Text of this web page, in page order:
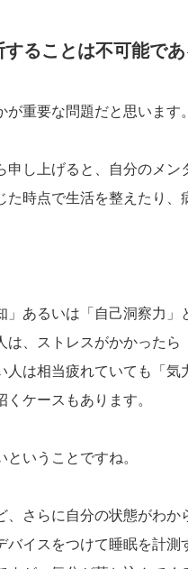
ることは不可能であ
重要な問題だと思います。
申し上げると、自分のメ
時点で生活を整えたり
」あるいは「自己洞察力
、ストレスがかかった
は相当疲れていても「
ケースもあります。
いうことですね。
、さらに自分の状態がわ
バイスをつけて睡眠を計